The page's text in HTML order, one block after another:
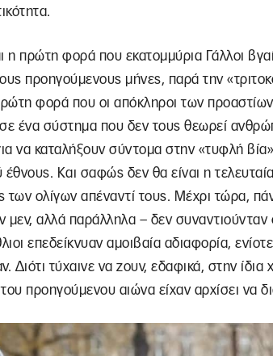
η πρώτη φορά που εκατομμύρια Γάλλοι
προηγούμενους μήνες, παρά την
φορά που οι απόκληροι των προαστίων
ένα σύστημα που δεν τους θεωρεί
να καταλήξουν σύντομα στην «τυφλή
έθνους. Και σαφώς δεν θα είναι η
των ολίγων απέναντί τους. Μέχρι τώρα,
μεν, αλλά παράλληλα – δεν συναντιούνταν
επεδείκνυαν αμοιβαία αδιαφορία,
Διότι τύχαινε να ζουν, εδαφικά, στην
προηγούμενου αιώνα είχαν αρχίσει να